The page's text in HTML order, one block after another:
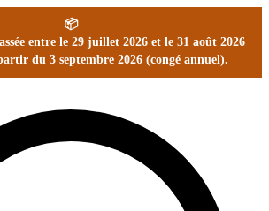
📦
entre le 29 juillet 2026 et le 31 août 2026
du 3 septembre 2026 (congé annuel).